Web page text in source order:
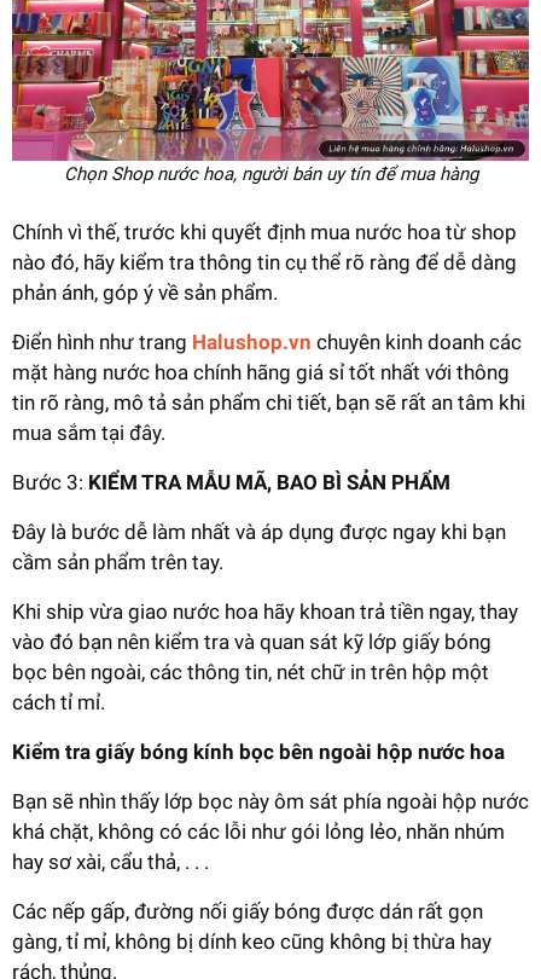
Chọn Shop nước hoa, người bán uy tín để mua hàng
Chính vì thế, trước khi quyết định mua nước hoa từ shop
nào đó, hãy kiểm tra thông tin cụ thể rõ ràng để dễ dàng
phản ánh, góp ý về sản phẩm.
Điển hình như trang Halushop.vn chuyên kinh doanh các
mặt hàng nước hoa chính hãng giá sỉ tốt nhất với thông
tin rõ ràng, mô tả sản phẩm chi tiết, bạn sẽ rất an tâm khi
mua sắm tại đây.
Bước 3: KIỂM TRA MẪU MÃ, BAO BÌ SẢN PHẨM
Đây là bước dễ làm nhất và áp dụng được ngay khi bạn
cầm sản phẩm trên tay.
Khi ship vừa giao nước hoa hãy khoan trả tiền ngay, thay
vào đó bạn nên kiểm tra và quan sát kỹ lớp giấy bóng
bọc bên ngoài, các thông tin, nét chữ in trên hộp một
cách tỉ mỉ.
Kiểm tra giấy bóng kính bọc bên ngoài hộp nước hoa
Bạn sẽ nhìn thấy lớp bọc này ôm sát phía ngoài hộp nước
khá chặt, không có các lỗi như gói lỏng lẻo, nhăn nhúm
hay sơ xài, cẩu thả, . . .
Các nếp gấp, đường nối giấy bóng được dán rất gọn
gàng, tỉ mỉ, không bị dính keo cũng không bị thừa hay
rách, thủng.